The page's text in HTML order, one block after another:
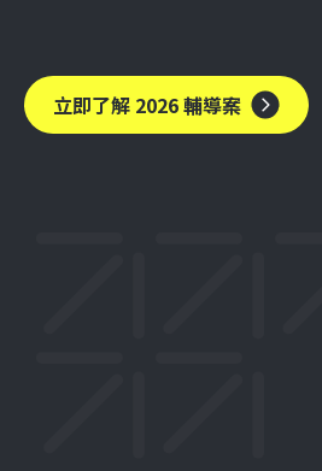
立即了解 2026 輔導案